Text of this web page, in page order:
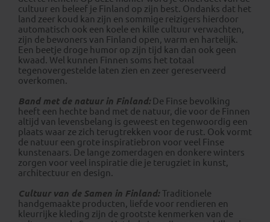
cultuur en beleef je Finland op zijn best. Ondanks dat het
land zeer koud kan zijn en sommige reizigers hierdoor
automatisch ook een koele en kille cultuur verwachten,
zijn de bewoners van Finland open, warm en hartelijk.
Een beetje droge humor op zijn tijd kan dan ook geen
kwaad. Wel kunnen Finnen soms het totaal
tegenovergestelde laten zien en zeer gereserveerd
overkomen.
Band met de natuur in Finland:De Finse bevolking
heeft een hechte band met de natuur, die voor de Finnen
altijd van levensbelang is geweest en tegenwoordig een
plaats waar ze zich terugtrekken voor de rust. Ook vormt
de natuur een grote inspiratiebron voor veel Finse
kunstenaars. De lange zomerdagen en donkere winters
zorgen voor veel inspiratie die je terugziet in kunst,
architectuur en design.
Cultuur van de Samen in Finland:Traditionele
handgemaakte producten, liefde voor rendieren en
kleurrijke kleding zijn de grootste kenmerken van de